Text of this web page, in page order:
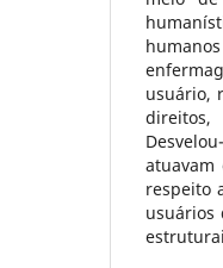
usuário,
direitos,
respeito
usuários